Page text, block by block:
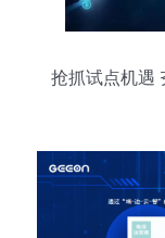
抢抓试点机遇